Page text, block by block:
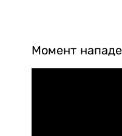
Момент